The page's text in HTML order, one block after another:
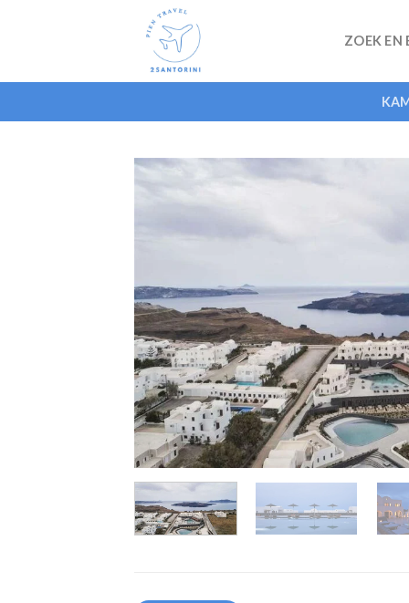
ZOEK EN